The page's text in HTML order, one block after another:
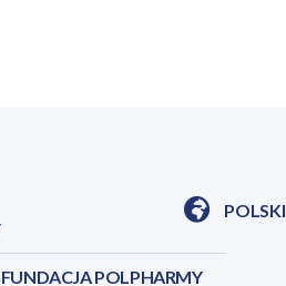
POLSKI
POLPHARMY